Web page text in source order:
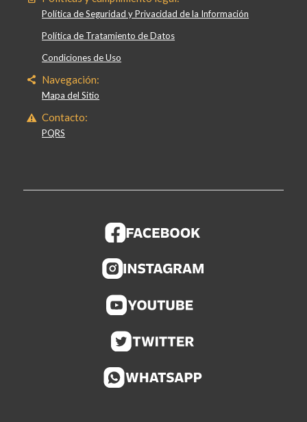
Política de Seguridad y Privacidad de la Información
Política de Tratamiento de Datos
Condiciones de Uso
Navegación:
Mapa del Sitio
Contacto:
PQRS